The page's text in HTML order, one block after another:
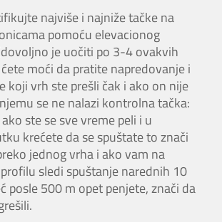
najviše i najniže tačke na
pomoću elevacionog
je uočiti po 3-4 ovakvih
moći da pratite napredovanje i
koji vrh ste prešli čak i ako on nije
se ne nalazi kontrolna tačka:
ste se sve vreme peli i u
krećete da se spuštate to znači
jednog vrha i ako vam na
sledi spuštanje narednih 10
posle 500 m opet penjete, znači da